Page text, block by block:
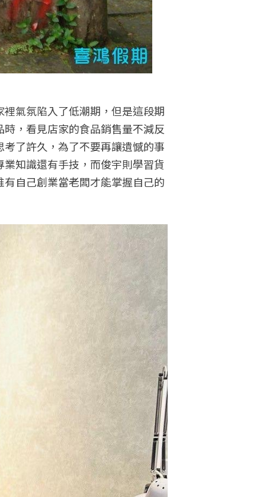
氣氛陷入了低潮期，但是這段期
，看見店家的食品銷售量不減反
了許久，為了不要再讓遺憾的事
知識還有手技，而俊宇則學習貨
自己創業當老闆才能掌握自己的